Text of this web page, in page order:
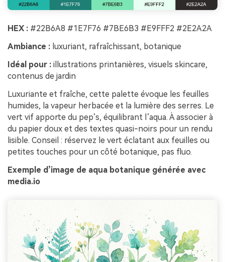
HEX : #22B6A8 #1E7F76 #7BE6B3 #E9FFF2 #2E2A2A
Ambiance : luxuriant, rafraîchissant, botanique
Idéal pour : illustrations printanières, visuels skincare,
contenus de jardin
Luxuriante et fraîche, cette palette évoque les feuilles
humides, la vapeur herbacée et la lumière des serres. Le
vert vif apporte du pep’s, équilibrant l’aqua. À associer à
du papier doux et des textes quasi-noirs pour un rendu
lisible. Conseil : réservez le vert éclatant aux feuilles ou
petites touches pour un côté botanique, pas fluo.
Exemple d’image de aqua botanique générée avec
media.io